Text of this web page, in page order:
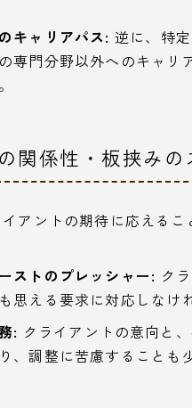
キャリアパス: 逆に、特
専門分野以外へのキャ
関係性・板挟みの
アントの期待に応えるこ
ストのプレッシャー: ク
思える要求に対応しなけ
: クライアントの意向と
、調整に苦慮することも